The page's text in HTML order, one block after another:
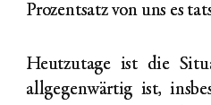
Prozentsatz von uns es
Heutzutage ist die
allgegenwärtig ist,